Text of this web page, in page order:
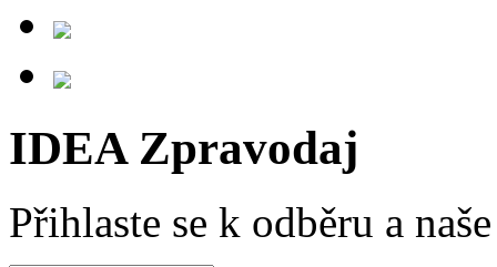
IDEA Zpravodaj
Přihlaste se k odběru a